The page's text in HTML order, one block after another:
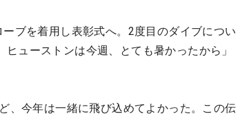
ブを着用し表彰式へ。2度目のダイブについ
ューストンは今週、とても暑かったから」
、今年は一緒に飛び込めてよかった。この伝